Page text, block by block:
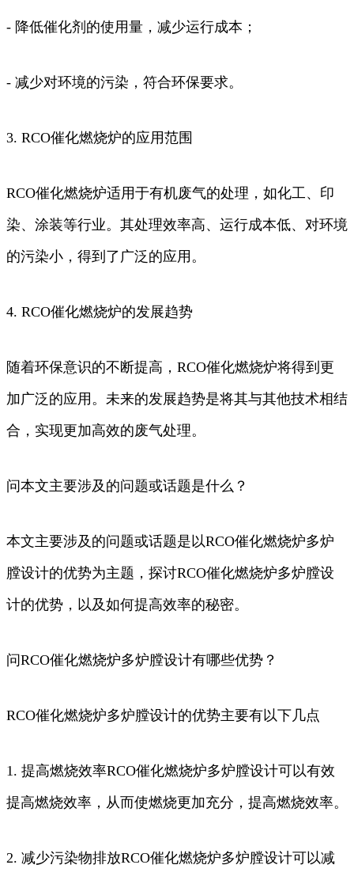
- 降低催化剂的使用量，减少运行成本；
- 减少对环境的污染，符合环保要求。
3. RCO催化燃烧炉的应用范围
RCO催化燃烧炉适用于有机废气的处理，如化工、印
染、涂装等行业。其处理效率高、运行成本低、对环境
的污染小，得到了广泛的应用。
4. RCO催化燃烧炉的发展趋势
随着环保意识的不断提高，RCO催化燃烧炉将得到更
加广泛的应用。未来的发展趋势是将其与其他技术相结
合，实现更加高效的废气处理。
问本文主要涉及的问题或话题是什么？
本文主要涉及的问题或话题是以RCO催化燃烧炉多炉
膛设计的优势为主题，探讨RCO催化燃烧炉多炉膛设
计的优势，以及如何提高效率的秘密。
问RCO催化燃烧炉多炉膛设计有哪些优势？
RCO催化燃烧炉多炉膛设计的优势主要有以下几点
1. 提高燃烧效率RCO催化燃烧炉多炉膛设计可以有效
提高燃烧效率，从而使燃烧更加充分，提高燃烧效率。
2. 减少污染物排放RCO催化燃烧炉多炉膛设计可以减